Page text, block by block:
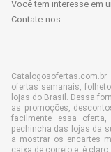
Você tem interesse em
Contate-nos
ofertas semanais,
lojas do Brasil. Dessa
as promoções,
facilmente essa
pechincha das lojas da
a mostrar os encartes
caixa de correio e, é